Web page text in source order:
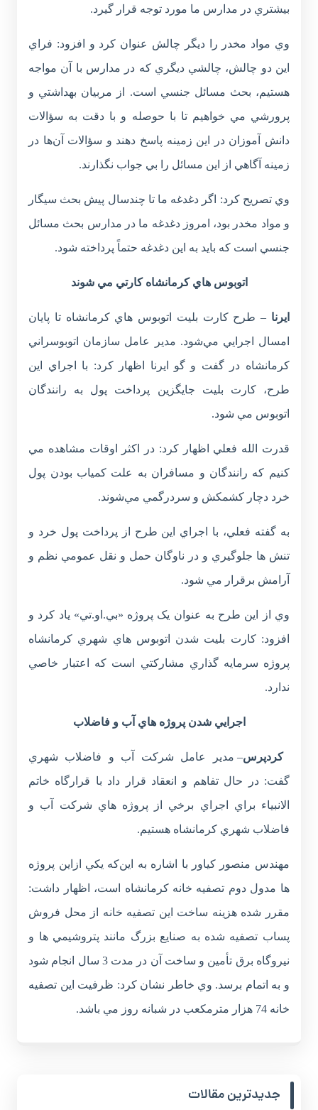
بيشتري در مدارس ما مورد توجه قرار گيرد.
وي مواد مخدر را ديگر چالش عنوان کرد و افزود: فراي
اين دو چالش، چالشي ديگري که در مدارس با آن مواجه
هستيم، بحث مسائل جنسي است. از مربيان بهداشتي و
پرورشي مي خواهيم تا با حوصله و با دقت به سؤالات
دانش آموزان در اين زمينه پاسخ دهند و سؤالات آن‌ها در
زمينه آگاهي از اين مسائل را بي جواب نگذارند.
وي تصريح کرد: اگر دغدغه ما تا چندسال پيش بحث سيگار
و مواد مخدر بود، امروز دغدغه ما در مدارس بحث مسائل
جنسي است که بايد به اين دغدغه حتماً پرداخته شود.
اتوبوس هاي كرمانشاه كارتي مي شوند
ايرنا – طرح کارت بليت اتوبوس هاي کرمانشاه تا پايان
امسال اجرايي مي‌شود. مدير عامل سازمان اتوبوسراني
کرمانشاه در گفت و گو ايرنا اظهار کرد: با اجراي اين
طرح، کارت بليت جايگزين پرداخت پول به رانندگان
اتوبوس مي شود.
قدرت الله فعلي اظهار کرد: در اکثر اوقات مشاهده مي
کنيم که رانندگان و مسافران به علت کمياب بودن پول
خرد دچار کشمکش و سردرگمي مي‌شوند.
به گفته فعلي، با اجراي اين طرح از پرداخت پول خرد و
تنش ها جلوگيري و در ناوگان حمل و نقل عمومي نظم و
آرامش برقرار مي شود.
وي از اين طرح به عنوان يک پروژه «بي.او.تي» ياد کرد و
افزود: کارت بليت شدن اتوبوس هاي شهري کرمانشاه
پروژه سرمايه گذاري مشارکتي است که اعتبار خاصي
ندارد.
اجرايي شدن پروژه هاي آب و فاضلاب
كردپرس– مدير عامل شرکت آب و فاضلاب شهري
گفت: در حال تفاهم و انعقاد قرار داد با قرارگاه خاتم
الانبياء براي اجراي برخي از پروژه هاي شرکت آب و
فاضلاب شهري کرمانشاه هستيم.
مهندس منصور کياور با اشاره به اين‌که يکي ازاين پروژه
ها مدول دوم تصفيه خانه کرمانشاه است، اظهار داشت:
مقرر شده هزينه ساخت اين تصفيه خانه از محل فروش
پساب تصفيه شده به صنايع بزرگ مانند پتروشيمي ها و
نيروگاه برق تأمين و ساخت آن در مدت 3 سال انجام شود
و به اتمام برسد. وي خاطر نشان کرد: ظرفيت اين تصفيه
خانه 74 هزار مترمکعب در شبانه روز مي باشد.
جدیدترین مقالات